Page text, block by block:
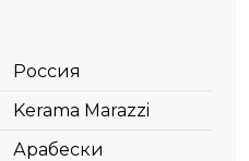
Россия
Kerama Marazzi
Арабески